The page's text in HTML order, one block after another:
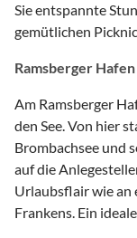
Sie entspannte
gemütlichen
Ramsberger
Am Ramsberger
den See. Von hier
Brombachsee und
auf die
Urlaubsflair wie an
Frankens. Ein